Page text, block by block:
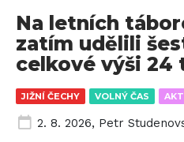
JIŽNÍ ČECHY VOLNÝ ČAS
Na letních
zatím udělili
celkové výši 24
2. 8. 2026, Petr